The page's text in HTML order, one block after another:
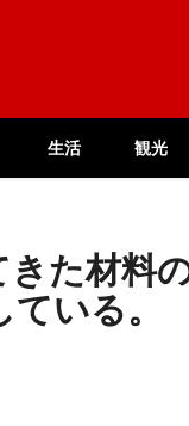
生活 観光
た材料
いる。